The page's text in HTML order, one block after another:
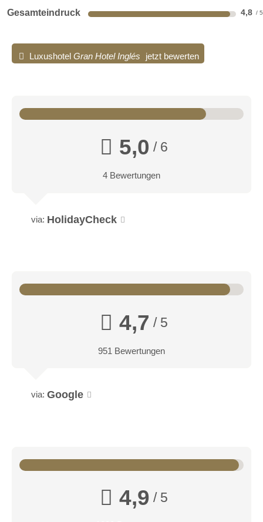
Gesamteindruck 4,8
Luxushotel Gran Hotel Inglés jetzt bewerten
5,0 / 6
4 Bewertungen
via: HolidayCheck
4,7 / 5
951 Bewertungen
via: Google
4,9 / 5